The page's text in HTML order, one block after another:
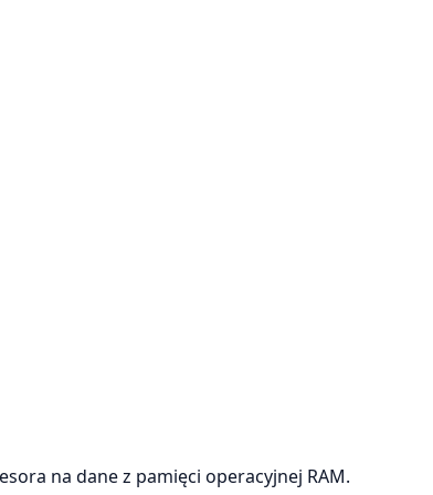
na dane z pamięci operacyjnej RAM.